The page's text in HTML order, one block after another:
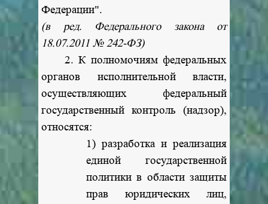
Федерации".
(в ред. Федерального закона от
18.07.2011 № 242-ФЗ)
2. К полномочиям федеральных
органов исполнительной власти,
осуществляющих федеральный
государственный контроль (надзор),
относятся:
1) разработка и реализация
единой государственной
политики в области защиты
прав юридических лиц,